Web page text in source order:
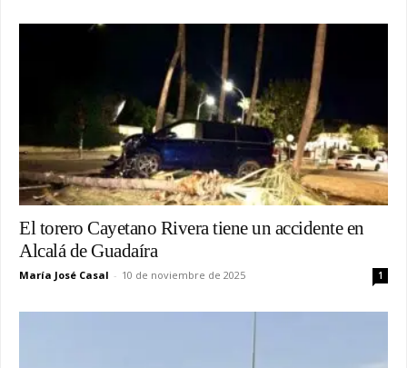
El torero Cayetano Rivera tiene un accidente en
Alcalá de Guadaíra
María José Casal - 10 de noviembre de 2025 1